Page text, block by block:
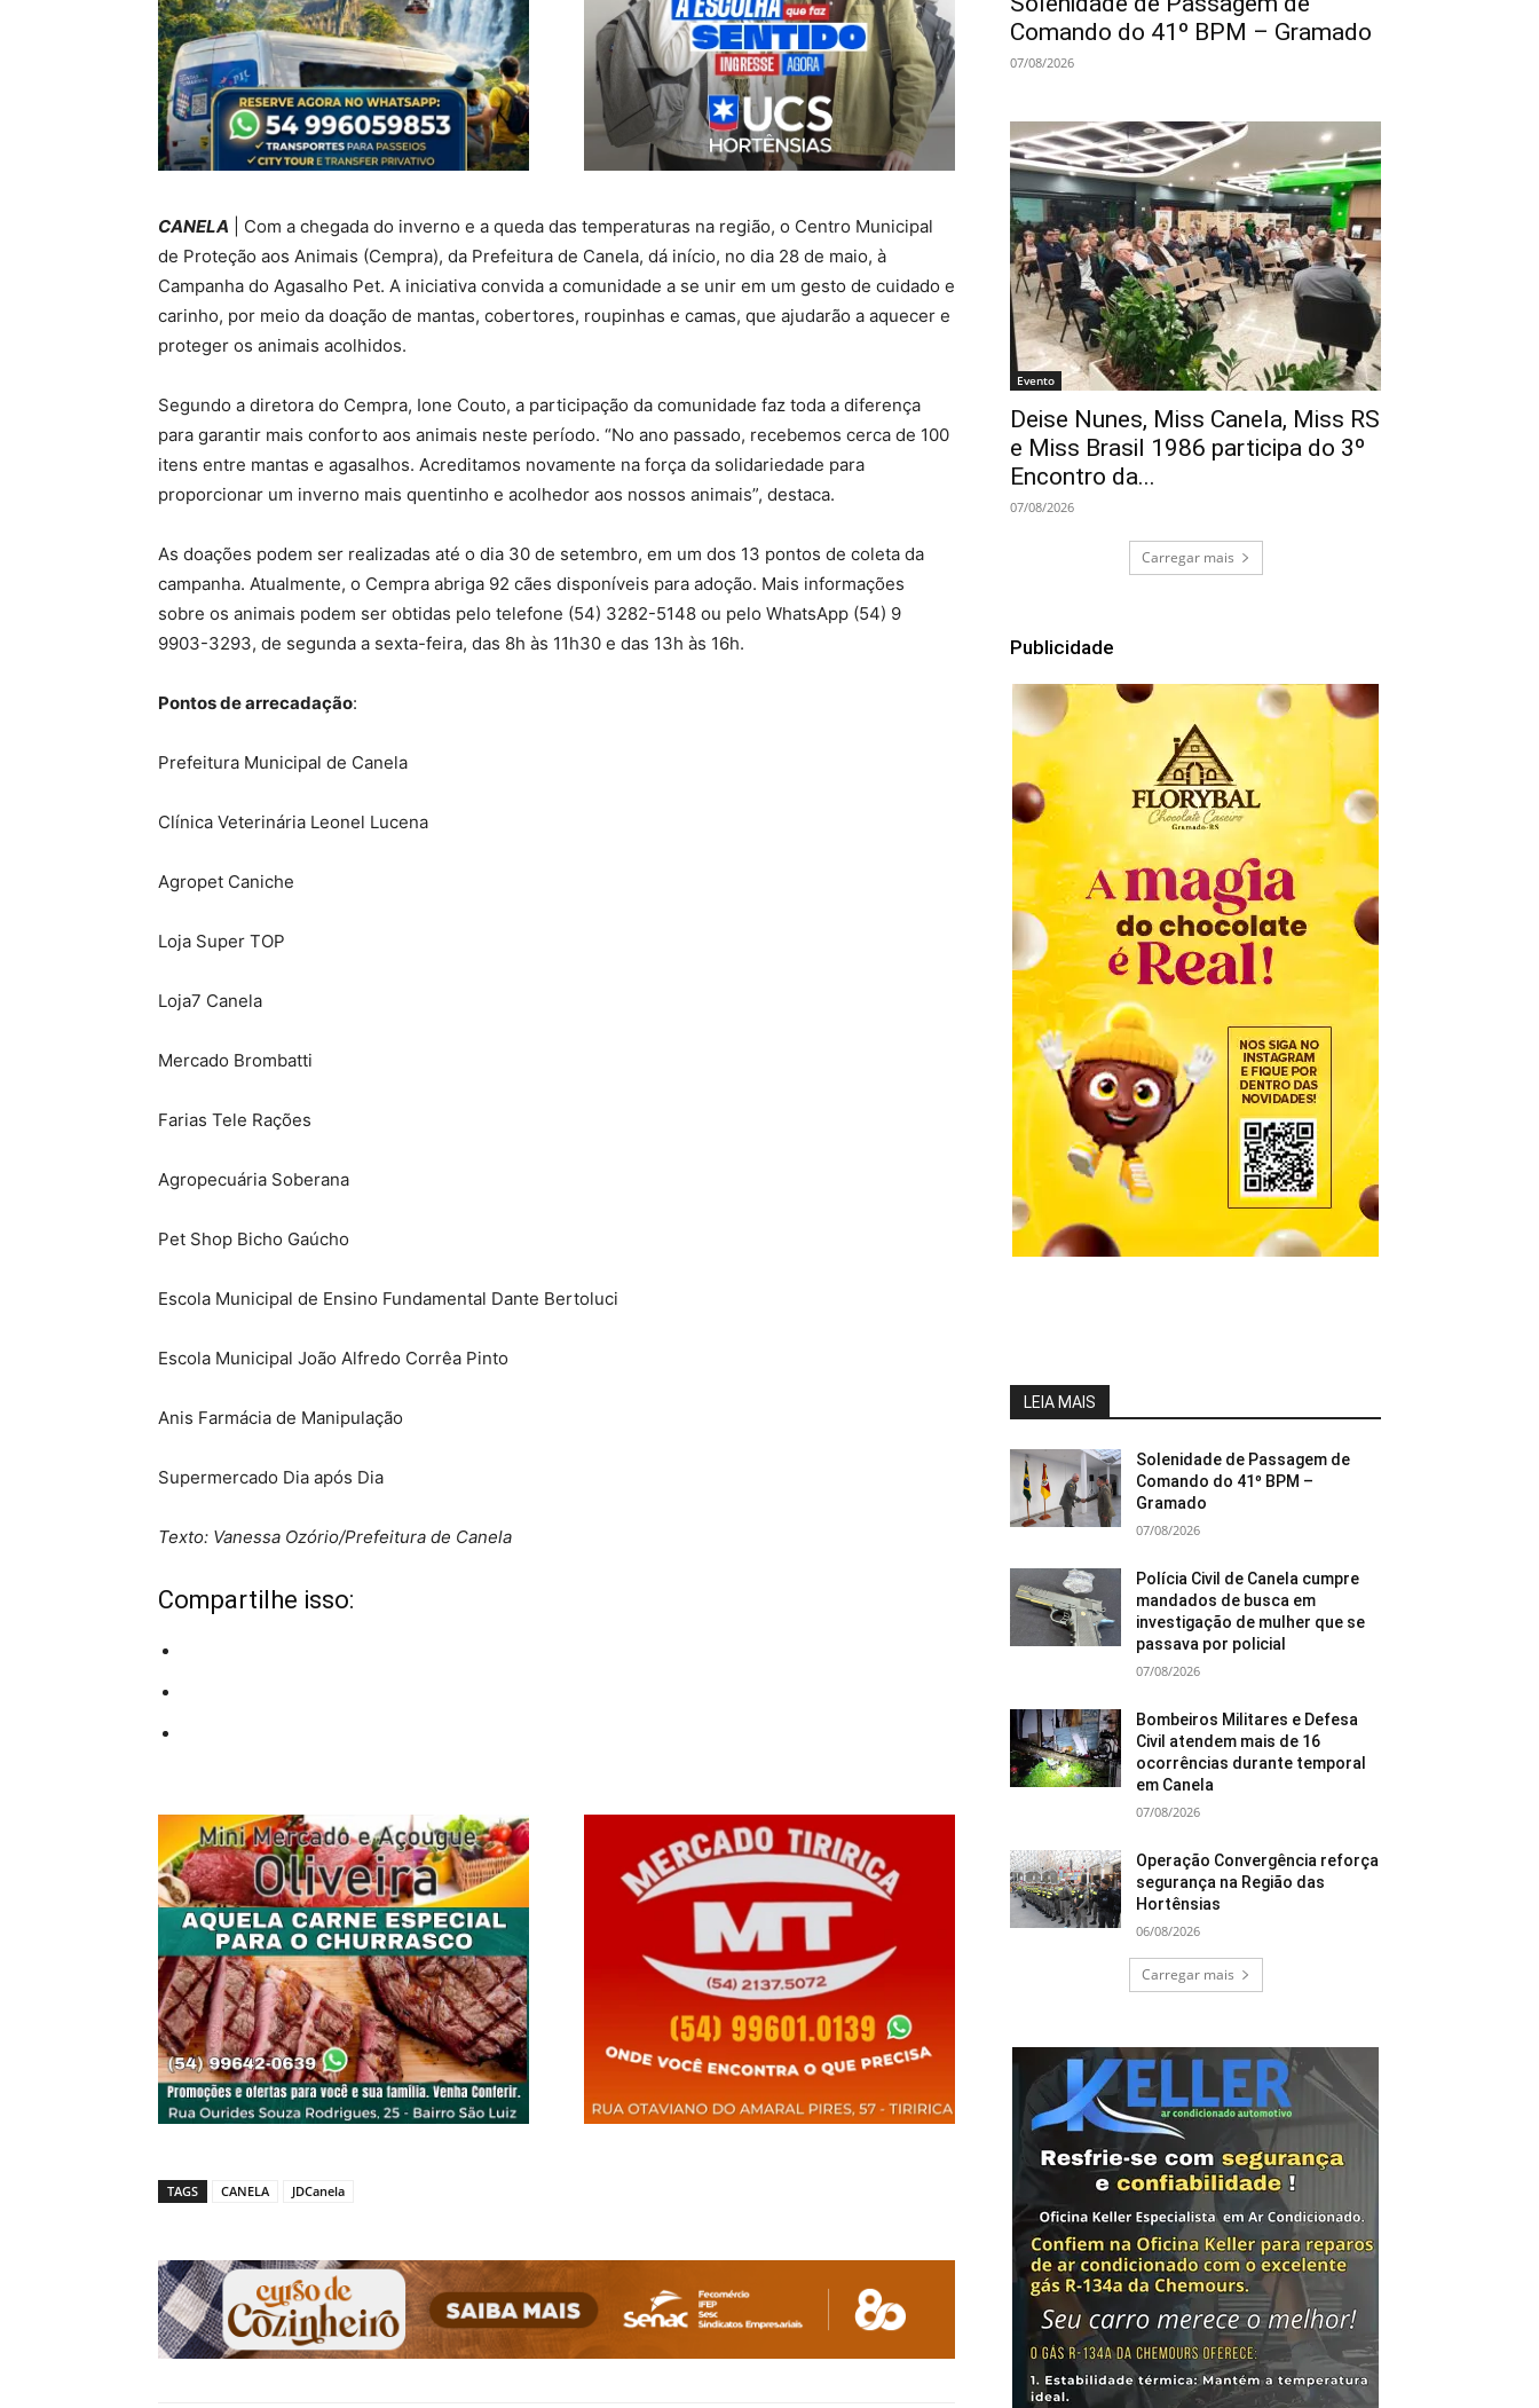
CANELA | Com a chegada do inverno e a queda das temperaturas na região, o Centro Municipal
de Proteção aos Animais (Cempra), da Prefeitura de Canela, dá início, no dia 28 de maio, à
Campanha do Agasalho Pet. A iniciativa convida a comunidade a se unir em um gesto de cuidado e
carinho, por meio da doação de mantas, cobertores, roupinhas e camas, que ajudarão a aquecer e
proteger os animais acolhidos.
Segundo a diretora do Cempra, Ione Couto, a participação da comunidade faz toda a diferença
para garantir mais conforto aos animais neste período. “No ano passado, recebemos cerca de 100
itens entre mantas e agasalhos. Acreditamos novamente na força da solidariedade para
proporcionar um inverno mais quentinho e acolhedor aos nossos animais”, destaca.
As doações podem ser realizadas até o dia 30 de setembro, em um dos 13 pontos de coleta da
campanha. Atualmente, o Cempra abriga 92 cães disponíveis para adoção. Mais informações
sobre os animais podem ser obtidas pelo telefone (54) 3282-5148 ou pelo WhatsApp (54) 9
9903-3293, de segunda a sexta-feira, das 8h às 11h30 e das 13h às 16h.
Pontos de arrecadação:
Prefeitura Municipal de Canela
Clínica Veterinária Leonel Lucena
Agropet Caniche
Loja Super TOP
Loja7 Canela
Mercado Brombatti
Farias Tele Rações
Agropecuária Soberana
Pet Shop Bicho Gaúcho
Escola Municipal de Ensino Fundamental Dante Bertoluci
Escola Municipal João Alfredo Corrêa Pinto
Anis Farmácia de Manipulação
Supermercado Dia após Dia
Texto: Vanessa Ozório/Prefeitura de Canela
Compartilhe isso:
TAGS CANELA JDCanela
Comando do 41º BPM – Gramado
07/08/2026
Evento
Deise Nunes, Miss Canela, Miss RS
e Miss Brasil 1986 participa do 3º
Encontro da...
07/08/2026
Carregar mais
Publicidade
LEIA MAIS
Solenidade de Passagem de
Comando do 41º BPM –
Gramado
07/08/2026
Polícia Civil de Canela cumpre
mandados de busca em
investigação de mulher que se
passava por policial
07/08/2026
Bombeiros Militares e Defesa
Civil atendem mais de 16
ocorrências durante temporal
em Canela
07/08/2026
Operação Convergência reforça
segurança na Região das
Hortênsias
06/08/2026
Carregar mais